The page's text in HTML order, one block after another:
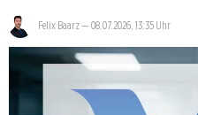
Felix Baarz— 08.07.2026, 13:35 Uhr